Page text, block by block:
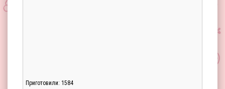
Приготовили: 1584